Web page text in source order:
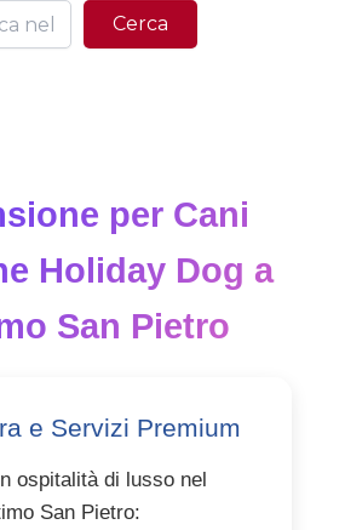
Cerca
per Cani
Holiday Dog a
San Pietro
e Servizi Premium
ospitalità di lusso nel
San Pietro: